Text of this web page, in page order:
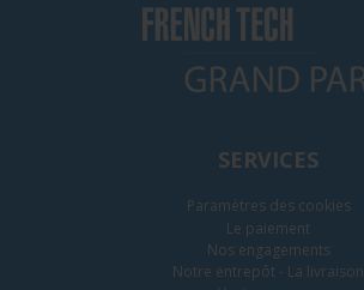
SERVICES
Paramètres des cookies
Le paiement
Nos engagements
Notre entrepôt - La livraison